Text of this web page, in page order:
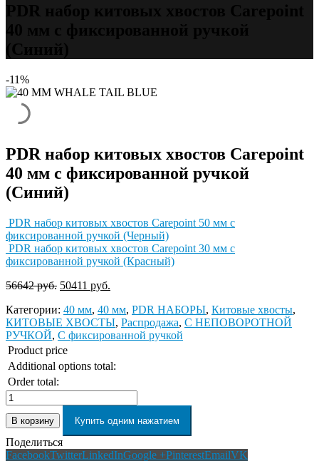
-11%
PDR набор китовых хвостов Carepoint
40 мм с фиксированной ручкой
(Синий)
PDR набор китовых хвостов Carepoint 50 мм с
фиксированной ручкой (Черный)
PDR набор китовых хвостов Carepoint 30 мм с
фиксированной ручкой (Красный)
56642руб. 50411 руб.
Категории: 40 мм, 40 мм, PDR НАБОРЫ, Китовые хвосты,
КИТОВЫЕ ХВОСТЫ, Распродажа, С НЕПОВОРОТНОЙ
РУЧКОЙ, С фиксированной ручкой
Product price
Additional options total:
Order total:
В корзину Купить одним нажатием
Поделиться
FacebookTwitterLinkedInGoogle +PinterestEmailVK